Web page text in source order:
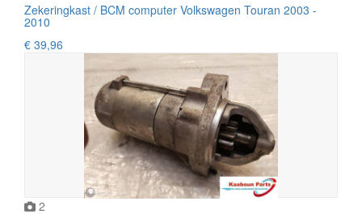
Zekeringkast / BCM computer Volkswagen Touran 2003 -
2010
€ 39,96
2